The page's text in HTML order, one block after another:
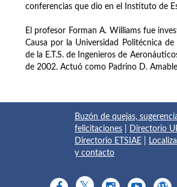
conferencias que dio en el Instituto de
El profesor Forman A. Williams fue
Causa por la Universidad Politécnica
de la E.T.S. de Ingenieros de
de 2002. Actuó como Padrino D.
Buzón de quejas,
felicitaciones
Directorio
Directorio ETSIAE
y contacto